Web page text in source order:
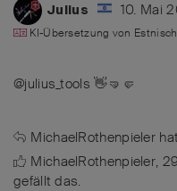
Julius 10. Mai
KI-Übersetzung von Estnisch
@julius_tools 👋🤜🤛
MichaelRothenpieler hat
MichaelRothenpieler,
gefällt das.